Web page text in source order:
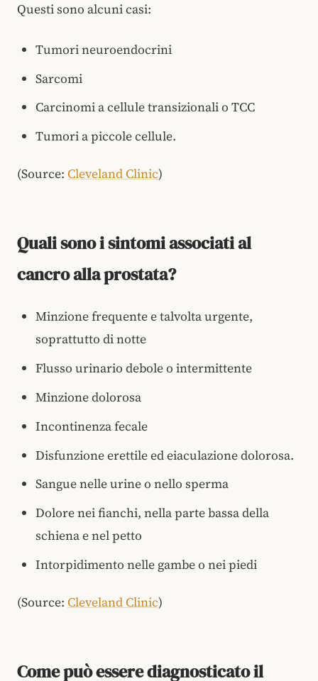
Questi sono alcuni casi:
Tumori neuroendocrini
Sarcomi
Carcinomi a cellule transizionali o TCC
Tumori a piccole cellule.
(Source: Cleveland Clinic)
Quali sono i sintomi associati al
cancro alla prostata?
Minzione frequente e talvolta urgente,
soprattutto di notte
Flusso urinario debole o intermittente
Minzione dolorosa
Incontinenza fecale
Disfunzione erettile ed eiaculazione dolorosa.
Sangue nelle urine o nello sperma
Dolore nei fianchi, nella parte bassa della
schiena e nel petto
Intorpidimento nelle gambe o nei piedi
(Source: Cleveland Clinic)
Come può essere diagnosticato il